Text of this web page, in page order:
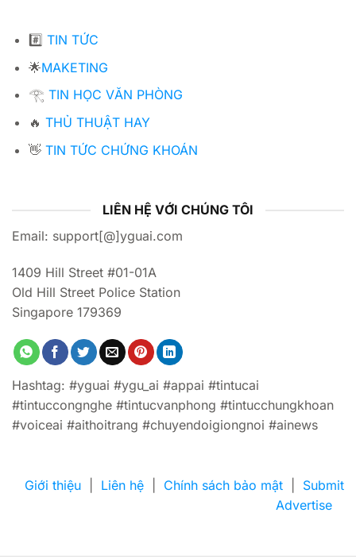
#️⃣ TIN TỨC
🌟MAKETING
𓂀 TIN HỌC VĂN PHÒNG
🔥 THỦ THUẬT HAY
👋 TIN TỨC CHỨNG KHOÁN
LIÊN HỆ VỚI CHÚNG TÔI
Email: support[@]yguai.com
1409 Hill Street #01-01A
Old Hill Street Police Station
Singapore 179369
Hashtag: #yguai #ygu_ai #appai #tintucai
#tintuccongnghe #tintucvanphong #tintucchungkhoan
#voiceai #aithoitrang #chuyendoigiongnoi #ainews
Giới thiệu Liên hệ Chính sách bảo mật
Submit
Advertise